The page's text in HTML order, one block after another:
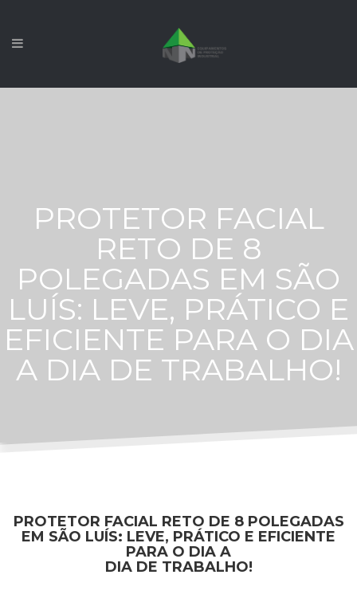
PROTETOR FACIAL
RETO DE 8
POLEGADAS EM SÃO
LUÍS: LEVE, PRÁTICO E
EFICIENTE PARA O DIA
A DIA DE TRABALHO!
PROTETOR FACIAL RETO DE 8 POLEGADAS
EM SÃO LUÍS: LEVE, PRÁTICO E EFICIENTE
PARA O DIA A
DIA DE TRABALHO!